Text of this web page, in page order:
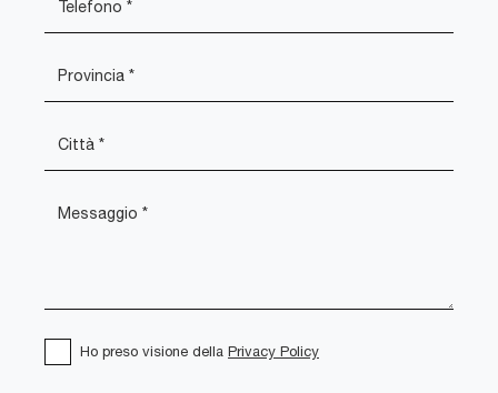
Ho preso visione della Privacy Policy